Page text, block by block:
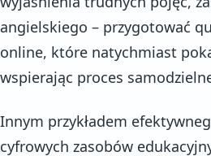
angielskiego – przygotować
online, które natychmiast
wspierając proces
Innym przykładem
cyfrowych zasobów